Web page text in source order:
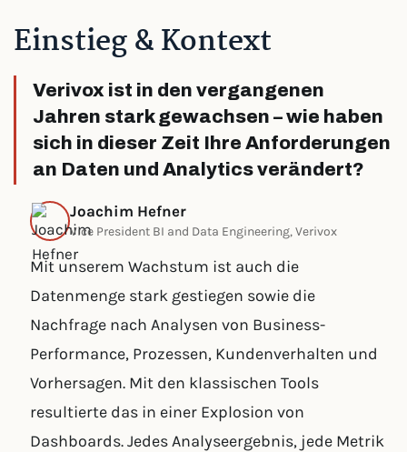
Einstieg & Kontext
Verivox ist in den vergangenen
Jahren stark gewachsen – wie haben
sich in dieser Zeit Ihre Anforderungen
an Daten und Analytics verändert?
Joachim Hefner
Vice President BI and Data Engineering, Verivox
Mit unserem Wachstum ist auch die
Datenmenge stark gestiegen sowie die
Nachfrage nach Analysen von Business-
Performance, Prozessen, Kundenverhalten und
Vorhersagen. Mit den klassischen Tools
resultierte das in einer Explosion von
Dashboards. Jedes Analyseergebnis, jede Metrik